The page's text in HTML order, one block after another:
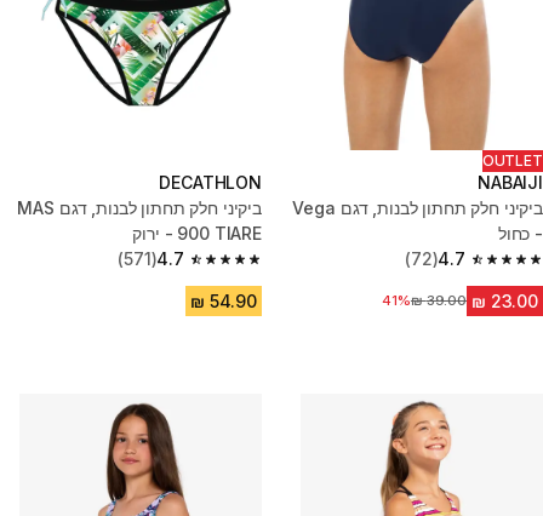
OUTLET
NABAIJI
ביקיני חלק תחתון לבנות, דגם Vega
- כחול
4.7
4.7 out of 5 stars from 72 reviews
(72)
מחיר לפני הנחה‏39.00 ₪
41%
DECATHLON
ביקיני חלק תחתון לבנות, דגם MAS
900 TIARE - ירוק
4.7
4.7 out of 5 stars from 571 reviews
(571)